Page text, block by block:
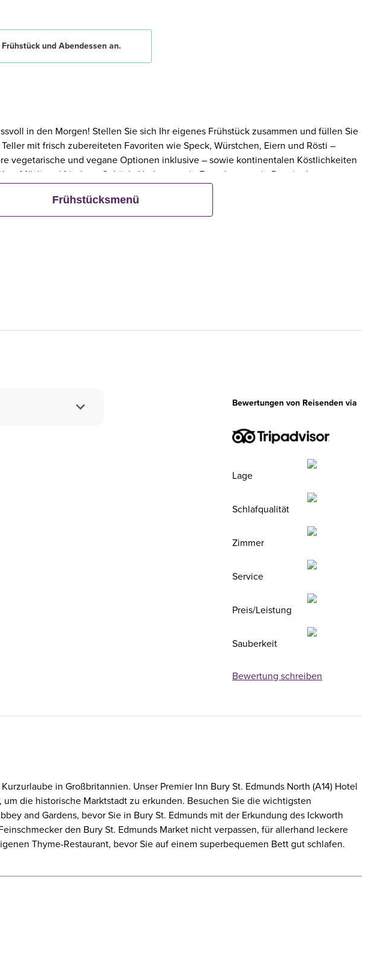
und Abendessen an.
in den Morgen! Stellen Sie sich Ihr eigenes Frühstück zusammen und füllen Sie
Teller mit frisch zubereiteten Favoriten wie Speck, Würstchen, Eiern und Rösti –
vegetarische und vegane Optionen inklusive – sowie kontinentalen Köstlichkeiten
Müsli und frischem Gebäck. Und wenn ein Erwachsener ein Premier Inn-
bestellt, frühstücken bis zu zwei Kinder kostenlos mit.**
Frühstücksmenü
Bewertungen von Reisenden via
Lage
Schlafqualität
Zimmer
Service
Preis/Leistung
Sauberkeit
Bewertung schreiben
in Großbritannien. Unser Premier Inn Bury St. Edmunds North (A14) Hotel
die historische Marktstadt zu erkunden. Besuchen Sie die wichtigsten
and Gardens, bevor Sie in Bury St. Edmunds mit der Erkundung des Ickworth
den Bury St. Edmunds Market nicht verpassen, für allerhand leckere
Thyme-Restaurant, bevor Sie auf einem superbequemen Bett gut schlafen.